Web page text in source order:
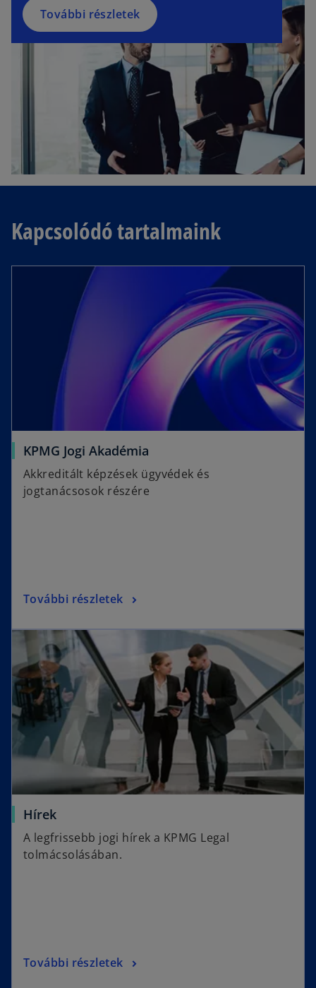
További részletek
Kapcsolódó tartalmaink
KPMG Jogi Akadémia
Akkreditált képzések ügyvédek és
jogtanácsosok részére
További részletek
Hírek
A legfrissebb jogi hírek a KPMG Legal
tolmácsolásában.
További részletek